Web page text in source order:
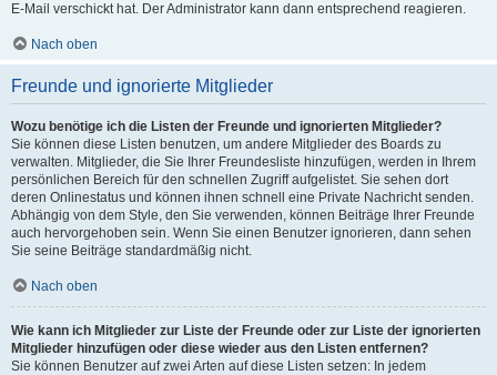
E-Mail verschickt hat. Der Administrator kann dann entsprechend reagieren.
Nach oben
Freunde und ignorierte Mitglieder
Wozu benötige ich die Listen der Freunde und ignorierten Mitglieder?
Sie können diese Listen benutzen, um andere Mitglieder des Boards zu
verwalten. Mitglieder, die Sie Ihrer Freundesliste hinzufügen, werden in Ihrem
persönlichen Bereich für den schnellen Zugriff aufgelistet. Sie sehen dort
deren Onlinestatus und können ihnen schnell eine Private Nachricht senden.
Abhängig von dem Style, den Sie verwenden, können Beiträge Ihrer Freunde
auch hervorgehoben sein. Wenn Sie einen Benutzer ignorieren, dann sehen
Sie seine Beiträge standardmäßig nicht.
Nach oben
Wie kann ich Mitglieder zur Liste der Freunde oder zur Liste der ignorierten
Mitglieder hinzufügen oder diese wieder aus den Listen entfernen?
Sie können Benutzer auf zwei Arten auf diese Listen setzen: In jedem